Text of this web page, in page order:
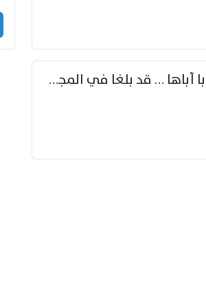
إنّ أباها وأبا أباها … قد بلغا في المجد غايتاها